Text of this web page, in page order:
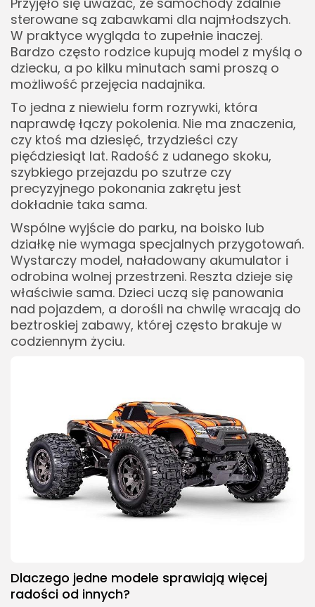
sterowane są zabawkami dla najmłodszych.
W praktyce wygląda to zupełnie inaczej.
Bardzo często rodzice kupują model z myślą o
dziecku, a po kilku minutach sami proszą o
możliwość przejęcia nadajnika.
To jedna z niewielu form rozrywki, która
naprawdę łączy pokolenia. Nie ma znaczenia,
czy ktoś ma dziesięć, trzydzieści czy
pięćdziesiąt lat. Radość z udanego skoku,
szybkiego przejazdu po szutrze czy
precyzyjnego pokonania zakrętu jest
dokładnie taka sama.
Wspólne wyjście do parku, na boisko lub
działkę nie wymaga specjalnych przygotowań.
Wystarczy model, naładowany akumulator i
odrobina wolnej przestrzeni. Reszta dzieje się
właściwie sama. Dzieci uczą się panowania
nad pojazdem, a dorośli na chwilę wracają do
beztroskiej zabawy, której często brakuje w
codziennym życiu.
Dlaczego jedne modele sprawiają więcej
radości od innych?